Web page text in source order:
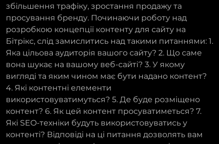
збільшення трафіку, зростання продажу та
просування бренду. Починаючи роботу над
розробкою концепції контенту для сайту на
Бітрікс, слід замислитись над такими питаннями: 1.
Яка цільова аудиторія вашого сайту? 2. Що саме
вона шукає на вашому веб-сайті? 3. У якому
вигляді та яким чином має бути надано контент?
4. Які контентні елементи
використовуватимуться? 5. Де буде розміщено
контент? 6. Як цей контент просуватиметься? 7.
Які SEO-техніки будуть використовуватись у
контенті? Відповіді на ці питання дозволять вам